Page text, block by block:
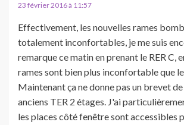
23 février 2016 à 11:57
Effectivement, les nouvelles rames
totalement inconfortables, je me suis
remarque ce matin en prenant le RER C,
rames sont bien plus inconfortable que le
Maintenant ça ne donne pas un brevet
anciens TER 2 étages. J'ai
les places côté fenêtre sont accessibles